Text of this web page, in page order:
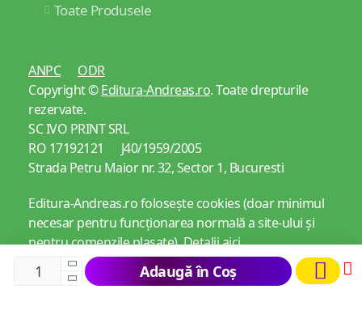
Adaugă în Coș
Toate Produsele
ANPC
ODR
Copyright ©Editura-Andreas.ro. Toate drepturile
rezervate.
SC IVO PRINT SRL
RO 17192121 J40/1959/2005
Strada Petru Maior nr. 32, Sector 1, Bucuresti
Editura-Andreas.ro folosește cookies (doar minimul
necesar pentru funcționarea normală a site-ului și
pentru comenzile plasate).Detalii aici